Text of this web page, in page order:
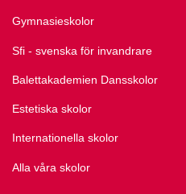
Gymnasieskolor
Sfi - svenska för invandrare
Balettakademien Dansskolor
Estetiska skolor
Internationella skolor
Alla våra skolor